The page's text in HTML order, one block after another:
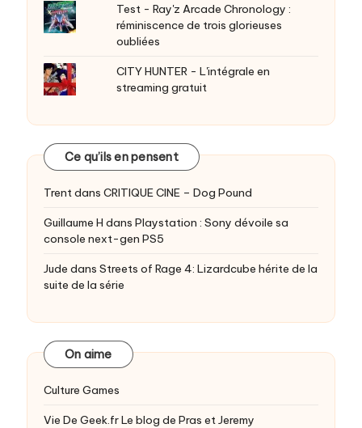
Test - Ray'z Arcade Chronology :
réminiscence de trois glorieuses
oubliées
CITY HUNTER - L'intégrale en
streaming gratuit
Ce qu’ils en pensent
Trentdans CRITIQUE CINE – Dog Pound
Guillaume H dans Playstation : Sony dévoile sa
console next-gen PS5
Jude dans Streets of Rage 4: Lizardcube hérite de la
suite de la série
On aime
Culture Games
Vie De Geek.frLe blog de Pras et Jeremy